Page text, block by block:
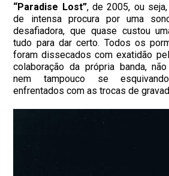
“Paradise Lost”, de 2005, ou
de intensa procura por uma
desafiadora, que quase custou
tudo para dar certo. Todos os
foram dissecados com exatidão
colaboração da própria banda,
nem tampouco se
enfrentados com as trocas de